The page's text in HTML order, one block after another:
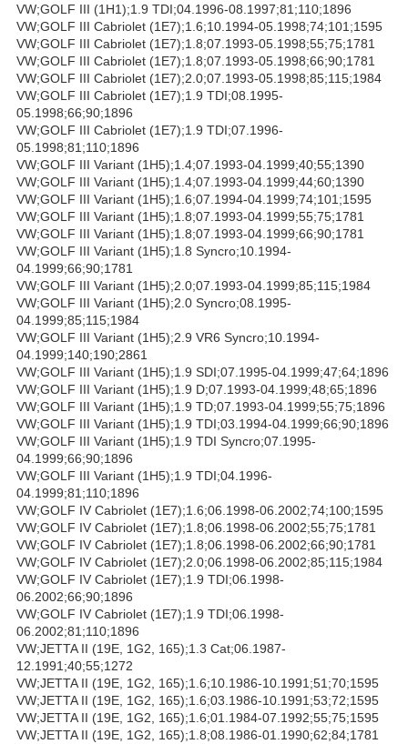
VW;GOLF III (1H1);1.9 TDI;04.1996-08.1997;81;110;1896
VW;GOLF III Cabriolet (1E7);1.6;10.1994-05.1998;74;101;1595
VW;GOLF III Cabriolet (1E7);1.8;07.1993-05.1998;55;75;1781
VW;GOLF III Cabriolet (1E7);1.8;07.1993-05.1998;66;90;1781
VW;GOLF III Cabriolet (1E7);2.0;07.1993-05.1998;85;115;1984
VW;GOLF III Cabriolet (1E7);1.9 TDI;08.1995-
05.1998;66;90;1896
VW;GOLF III Cabriolet (1E7);1.9 TDI;07.1996-
05.1998;81;110;1896
VW;GOLF III Variant (1H5);1.4;07.1993-04.1999;40;55;1390
VW;GOLF III Variant (1H5);1.4;07.1993-04.1999;44;60;1390
VW;GOLF III Variant (1H5);1.6;07.1994-04.1999;74;101;1595
VW;GOLF III Variant (1H5);1.8;07.1993-04.1999;55;75;1781
VW;GOLF III Variant (1H5);1.8;07.1993-04.1999;66;90;1781
VW;GOLF III Variant (1H5);1.8 Syncro;10.1994-
04.1999;66;90;1781
VW;GOLF III Variant (1H5);2.0;07.1993-04.1999;85;115;1984
VW;GOLF III Variant (1H5);2.0 Syncro;08.1995-
04.1999;85;115;1984
VW;GOLF III Variant (1H5);2.9 VR6 Syncro;10.1994-
04.1999;140;190;2861
VW;GOLF III Variant (1H5);1.9 SDI;07.1995-04.1999;47;64;1896
VW;GOLF III Variant (1H5);1.9 D;07.1993-04.1999;48;65;1896
VW;GOLF III Variant (1H5);1.9 TD;07.1993-04.1999;55;75;1896
VW;GOLF III Variant (1H5);1.9 TDI;03.1994-04.1999;66;90;1896
VW;GOLF III Variant (1H5);1.9 TDI Syncro;07.1995-
04.1999;66;90;1896
VW;GOLF III Variant (1H5);1.9 TDI;04.1996-
04.1999;81;110;1896
VW;GOLF IV Cabriolet (1E7);1.6;06.1998-06.2002;74;100;1595
VW;GOLF IV Cabriolet (1E7);1.8;06.1998-06.2002;55;75;1781
VW;GOLF IV Cabriolet (1E7);1.8;06.1998-06.2002;66;90;1781
VW;GOLF IV Cabriolet (1E7);2.0;06.1998-06.2002;85;115;1984
VW;GOLF IV Cabriolet (1E7);1.9 TDI;06.1998-
06.2002;66;90;1896
VW;GOLF IV Cabriolet (1E7);1.9 TDI;06.1998-
06.2002;81;110;1896
VW;JETTA II (19E, 1G2, 165);1.3 Cat;06.1987-
12.1991;40;55;1272
VW;JETTA II (19E, 1G2, 165);1.6;10.1986-10.1991;51;70;1595
VW;JETTA II (19E, 1G2, 165);1.6;03.1986-10.1991;53;72;1595
VW;JETTA II (19E, 1G2, 165);1.6;01.1984-07.1992;55;75;1595
VW;JETTA II (19E, 1G2, 165);1.8;08.1986-01.1990;62;84;1781